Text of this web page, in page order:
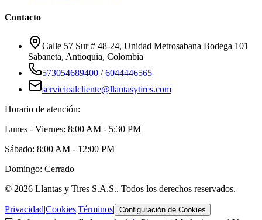
Contacto
Calle 57 Sur # 48-24, Unidad Metrosabana Bodega 101
Sabaneta, Antioquia, Colombia
573054689400 /6044446565
servicioalcliente@llantasytires.com
Horario de atención:
Lunes - Viernes: 8:00 AM - 5:30 PM
Sábado: 8:00 AM - 12:00 PM
Domingo: Cerrado
© 2026 Llantas y Tires S.A.S.. Todos los derechos reservados.
Privacidad|Cookies|Términos| Configuración de Cookies